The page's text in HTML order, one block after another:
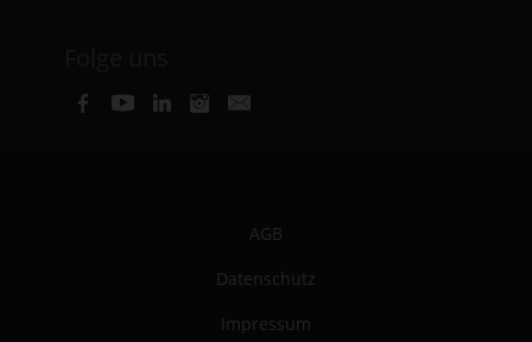
AGB
Datenschutz
Impressum